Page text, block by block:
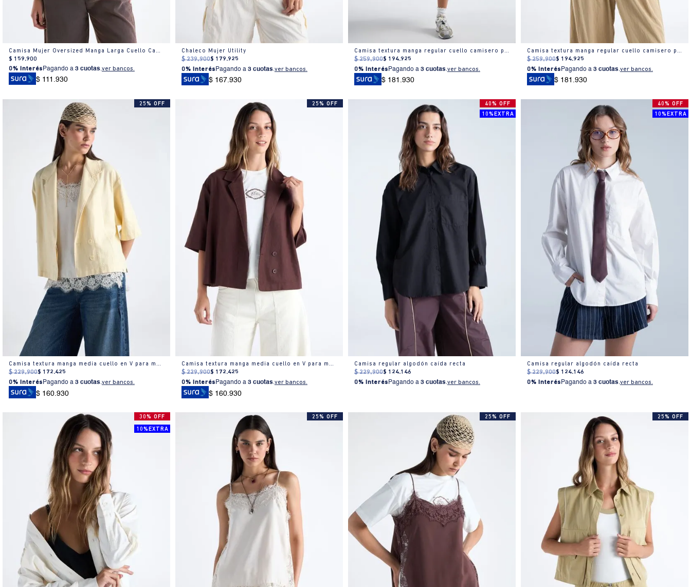
Camisa Mujer Oversized Manga Larga Cuello Camisero Textura Blanca
$ 159.900
0% Interés Pagando a 3 cuotas.ver bancos.
$ 111.930
Chaleco Mujer Utility
$ 239.900$ 179.925
0% Interés Pagando a 3 cuotas.ver bancos.
$ 167.930
Camisa textura manga regular cuello camisero para mujer
$ 259.900$ 194.925
0% Interés Pagando a 3 cuotas.ver bancos.
$ 181.930
Camisa textura manga regular cuello camisero para mujer
$ 259.900$ 194.925
0% Interés Pagando a 3 cuotas.ver bancos.
$ 181.930
25% OFF
Camisa textura manga media cuello en V para mujer
$ 229.900$ 172.425
0% Interés Pagando a 3 cuotas.ver bancos.
$ 160.930
25% OFF
Camisa textura manga media cuello en V para mujer
$ 229.900$ 172.425
0% Interés Pagando a 3 cuotas.ver bancos.
$ 160.930
40% OFF
10%EXTRA
Camisa regular algodón caída recta
$ 229.900$ 124.146
0% Interés Pagando a 3 cuotas.ver bancos.
40% OFF
10%EXTRA
Camisa regular algodón caída recta
$ 229.900$ 124.146
0% Interés Pagando a 3 cuotas.ver bancos.
30% OFF
10%EXTRA
25% OFF 25% OFF 25% OFF